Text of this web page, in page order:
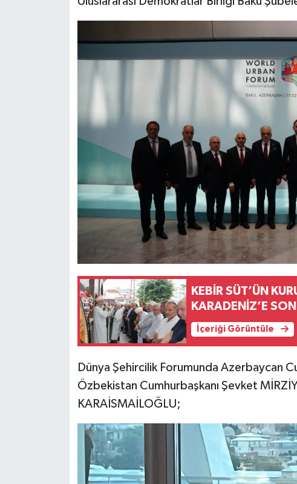
KEBİR SÜT’ÜN
KARADENİZ’E
İçeriği Görüntüle
Dünya Şehircilik Forumunda Azerbaycan
Özbekistan Cumhurbaşkanı Şevket
KARAİSMAİLOĞLU;